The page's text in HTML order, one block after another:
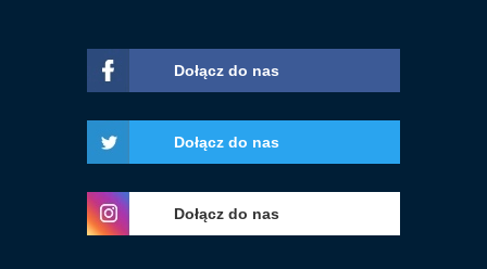
Dołącz do nas
Dołącz do nas
Dołącz do nas